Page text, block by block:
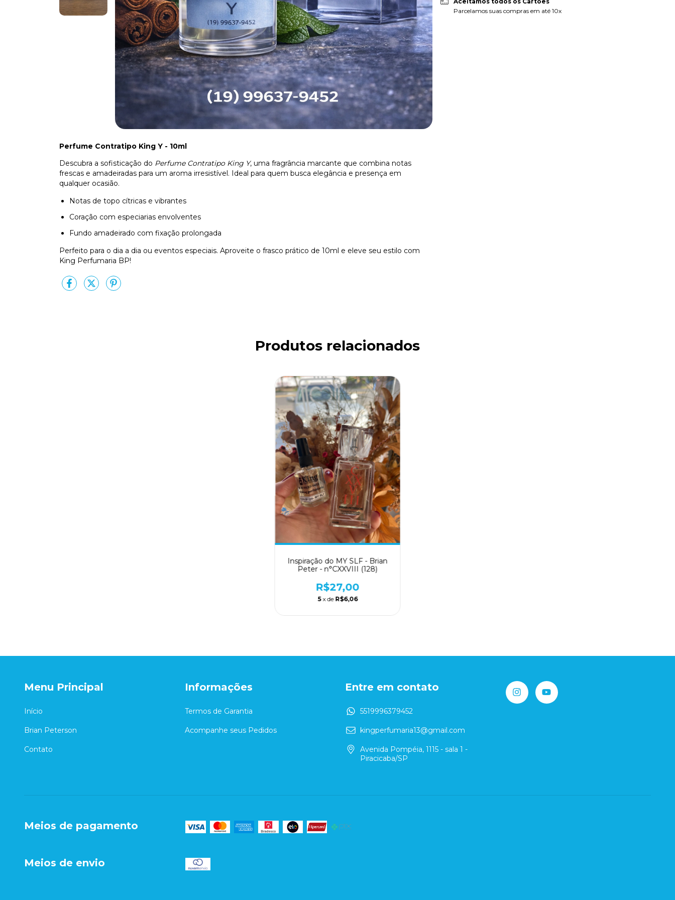
Perfume Contratipo King Y - 10ml
Descubra a sofisticação do Perfume Contratipo King Y, uma fragrância marcante que combina notas
frescas e amadeiradas para um aroma irresistível. Ideal para quem busca elegância e presença em
qualquer ocasião.
Notas de topo cítricas e vibrantes
Coração com especiarias envolventes
Fundo amadeirado com fixação prolongada
Perfeito para o dia a dia ou eventos especiais. Aproveite o frasco prático de 10ml e eleve seu estilo com
King Perfumaria BP!
Parcelamos suas compras em até 10x
Produtos relacionados
Inspiração do MY SLF - Brian
Peter - n°CXXVIII (128)
R$27,00
5 x de R$6,06
Menu Principal
Início
Brian Peterson
Contato
Informações
Termos de Garantia
Acompanhe seus Pedidos
Entre em contato
5519996379452
kingperfumaria13@gmail.com
Avenida Pompéia, 1115 - sala 1 -
Piracicaba/SP
Meios de pagamento
Meios de envio